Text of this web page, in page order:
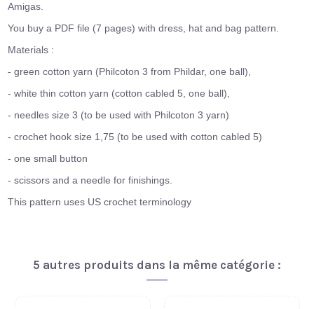
Amigas.
You buy a PDF file (7 pages) with dress, hat and bag pattern.
Materials :
- green cotton yarn (Philcoton 3 from Phildar, one ball),
- white thin cotton yarn (cotton cabled 5, one ball),
- needles size 3 (to be used with Philcoton 3 yarn)
- crochet hook size 1,75 (to be used with cotton cabled 5)
- one small button
- scissors and a needle for finishings.
This pattern uses US crochet terminology
5 autres produits dans la même catégorie :